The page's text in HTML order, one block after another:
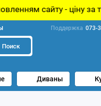
- ціну за товар
Поддержка 073-
Поиск
Диваны